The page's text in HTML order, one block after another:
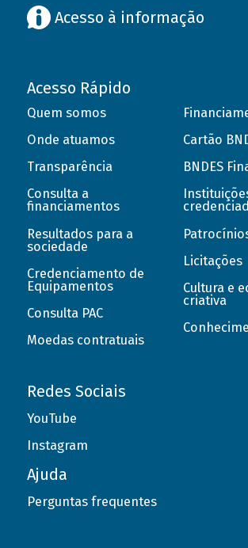
Acesso à informação
Acesso Rápido
Quem somos
Onde atuamos
Transparência
Consulta a
financiamentos
Resultados para a
sociedade
Credenciamento de
Equipamentos
Consulta PAC
Moedas contratuais
Cartão
BNDES
Licitações
Cultura e
criativa
Redes Sociais
YouTube
Instagram
Ajuda
Perguntas frequentes